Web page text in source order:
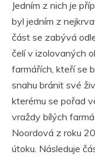
Jedním z nich je
byl jedním z
část se zabývá
čelí v izolovaných
farmářích, kteří se
snahu bránit své
kterému se pořad
vraždy bílých
Noordová z roku
útoku. Následuje